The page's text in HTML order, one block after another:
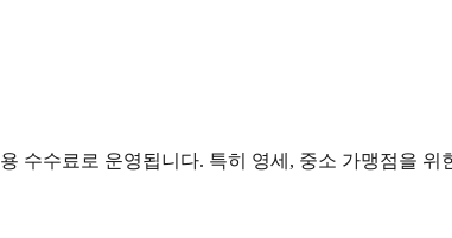
수수료로 운영됩니다. 특히 영세, 중소 가맹점을 위